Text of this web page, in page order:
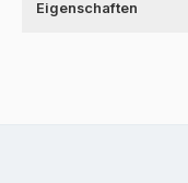
Eigenschaften